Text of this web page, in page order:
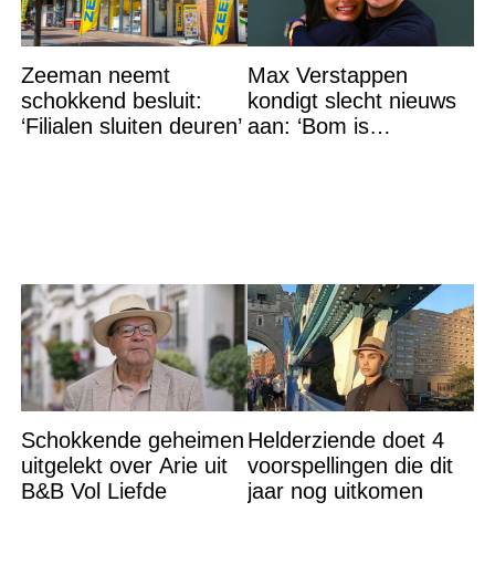
Zeeman neemt
schokkend besluit:
‘Filialen sluiten deuren’
Max Verstappen
kondigt slecht nieuws
aan: ‘Bom is
Schokkende geheimen
uitgelekt over Arie uit
B&B Vol Liefde
Helderziende doet 4
voorspellingen die dit
jaar nog uitkomen